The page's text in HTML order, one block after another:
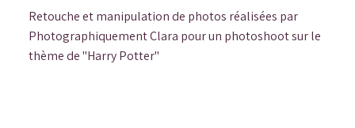
Retouche et manipulation de photos réalisées par
Photographiquement Clara pour un photoshoot sur le
thème de "Harry Potter"